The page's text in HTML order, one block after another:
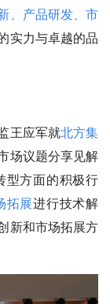
、产品研发、市
实力与卓越的品
王应军就北方集
场议题分享见解
型方面的积极行
拓展进行技术解
新和市场拓展方